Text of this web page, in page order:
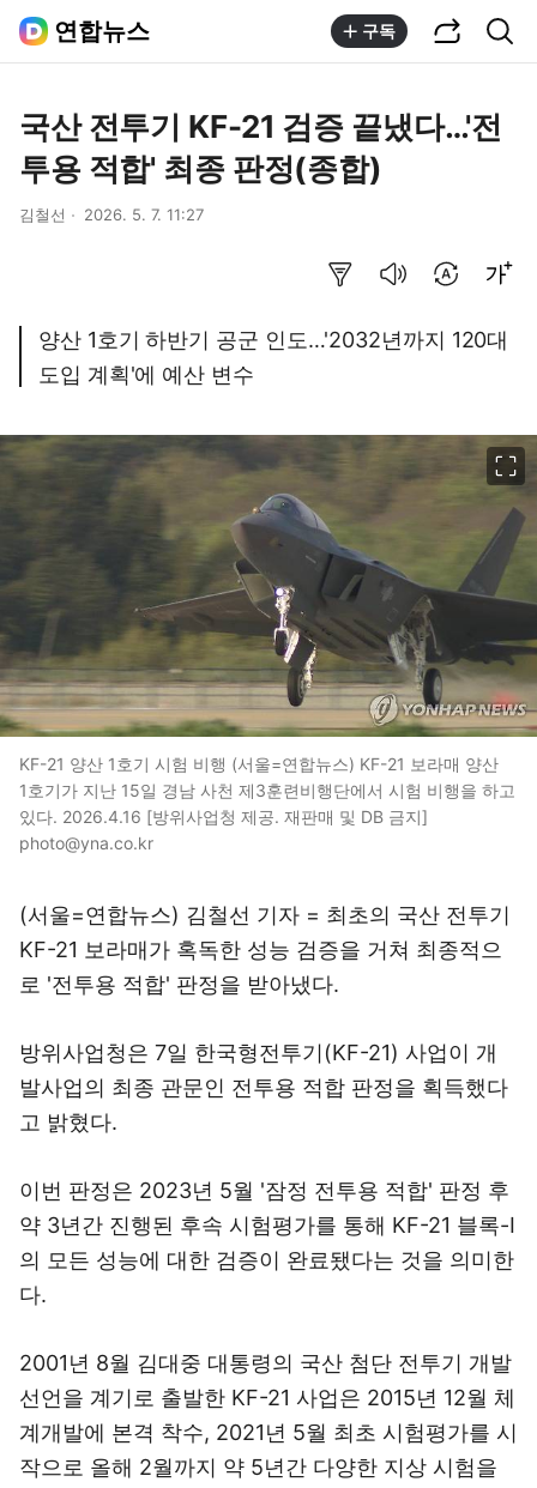
연합뉴스 구독
국산 전투기 KF-21 검증 끝냈다…'전
투용 적합' 최종 판정(종합)
김철선 2026. 5. 7. 11:27
양산 1호기 하반기 공군 인도…'2032년까지 120대
도입 계획'에 예산 변수
KF-21 양산 1호기 시험 비행 (서울=연합뉴스) KF-21 보라매 양산
1호기가 지난 15일 경남 사천 제3훈련비행단에서 시험 비행을 하고
있다. 2026.4.16 [방위사업청 제공. 재판매 및 DB 금지]
photo@yna.co.kr
(서울=연합뉴스) 김철선 기자 = 최초의 국산 전투기
KF-21 보라매가 혹독한 성능 검증을 거쳐 최종적으
로 '전투용 적합' 판정을 받아냈다.
방위사업청은 7일 한국형전투기(KF-21) 사업이 개
발사업의 최종 관문인 전투용 적합 판정을 획득했다
고 밝혔다.
이번 판정은 2023년 5월 '잠정 전투용 적합' 판정 후
약 3년간 진행된 후속 시험평가를 통해 KF-21 블록-I
의 모든 성능에 대한 검증이 완료됐다는 것을 의미한
다.
2001년 8월 김대중 대통령의 국산 첨단 전투기 개발
선언을 계기로 출발한 KF-21 사업은 2015년 12월 체
계개발에 본격 착수, 2021년 5월 최초 시험평가를 시
작으로 올해 2월까지 약 5년간 다양한 지상 시험을